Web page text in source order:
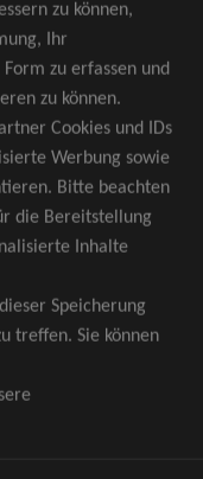
verfügbar
Tickets für die
Und das
zu können,
Ihr
zu erfassen und
zu können.
Cookies und IDs
Werbung sowie
Bitte beachten
die Bereitstellung
Inhalte
Speicherung
treffen. Sie können